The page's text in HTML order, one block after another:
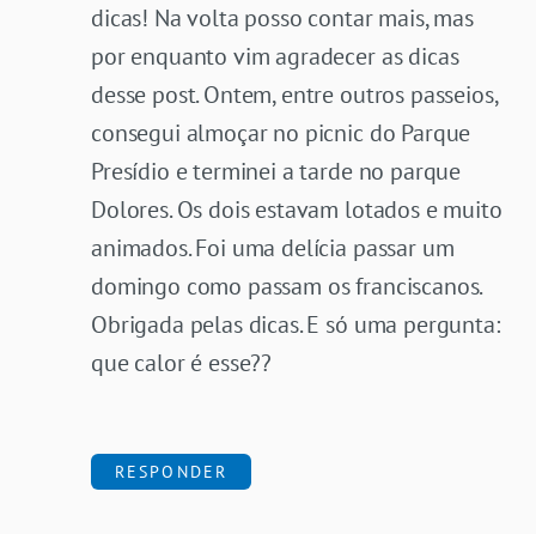
dicas! Na volta posso contar mais, mas
por enquanto vim agradecer as dicas
desse post. Ontem, entre outros passeios,
consegui almoçar no picnic do Parque
Presídio e terminei a tarde no parque
Dolores. Os dois estavam lotados e muito
animados. Foi uma delícia passar um
domingo como passam os franciscanos.
Obrigada pelas dicas. E só uma pergunta:
que calor é esse??
RESPONDER